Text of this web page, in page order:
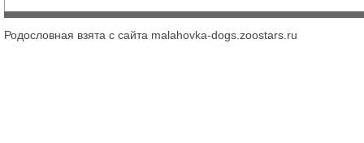
Родословная взята с сайта malahovka-dogs.zoostars.ru